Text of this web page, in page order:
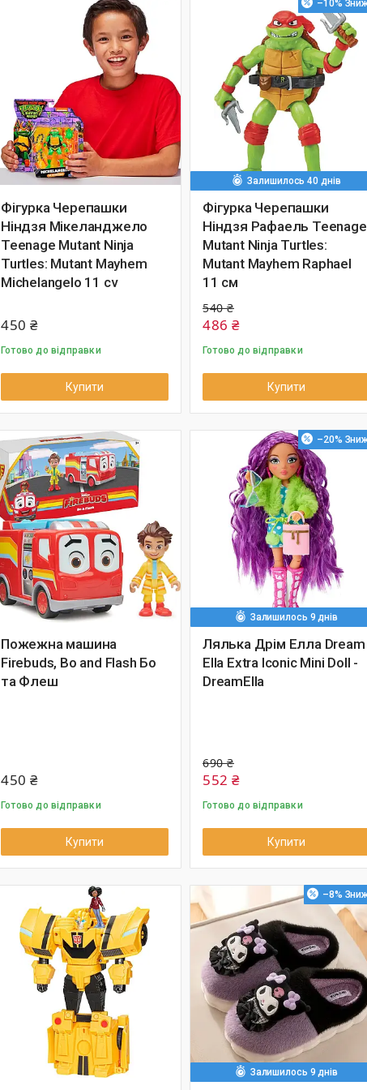
Фігурка Черепашки
Ніндзя Мікеланджело
Teenage Mutant Ninja
Turtles: Mutant Mayhem
Michelangelo 11 cv
450 ₴
Готово до відправки
Купити
–10%
Залишилось 40 днів
Фігурка Черепашки
Ніндзя Рафаель Teenage
Mutant Ninja Turtles:
Mutant Mayhem Raphael
11 см
540 ₴
486 ₴
Готово до відправки
Купити
Пожежна машина
Firebuds, Bo and Flash Бо
та Флеш
450 ₴
Готово до відправки
Купити
–20%
Залишилось 9 днів
Лялька Дрім Елла Dream
Ella Extra Iconic Mini Doll -
DreamElla
690 ₴
552 ₴
Готово до відправки
Купити
–8%
Залишилось 9 днів